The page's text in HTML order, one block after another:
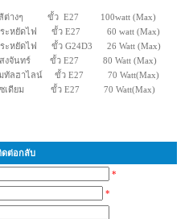
งๆ ขั้ว E27 100watt (Max)
ระหยัดไฟ ขั้ว E27 60 watt (Max)
ะหยัดไฟ ขั้ว G24D3 26 Watt (Max)
จันทร์ ขั้ว E27 80 Watt (Max)
าไลน์ ขั้ว E27 70 Watt(Max)
โซเดียม ขั้ว E27 70 Watt(Max)
ดต่อกลับ
*
*